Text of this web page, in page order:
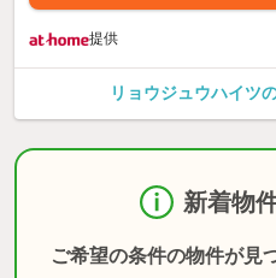
提供
リョウジュウハイツ
新着物
ご希望の条件の物件が見